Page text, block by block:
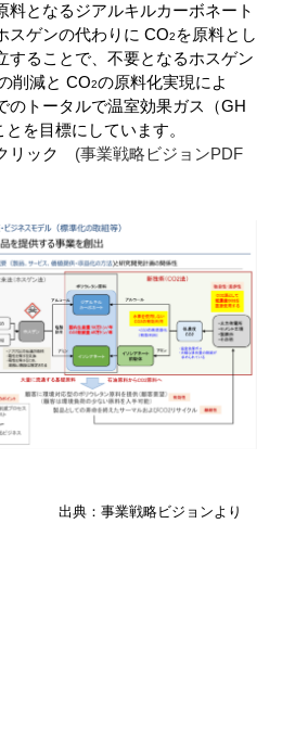
料となるジアルキルカーボネート
スゲンの代わりに CO2 を原料とし
することで、不要となるホスゲン
削減と CO2の原料化実現によ
のトータルで温室効果ガス（GH
を目標にしています。
リック (事業戦略ビジョンPDF
略ビジョンより